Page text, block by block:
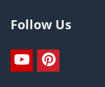
Follow Us